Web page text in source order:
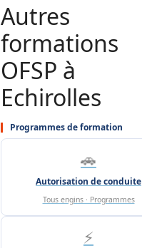
Autres
formations
OFSP à
Echirolles
Programmes de formation
🚗
Autorisation de conduite
Tous engins · Programmes
⚡